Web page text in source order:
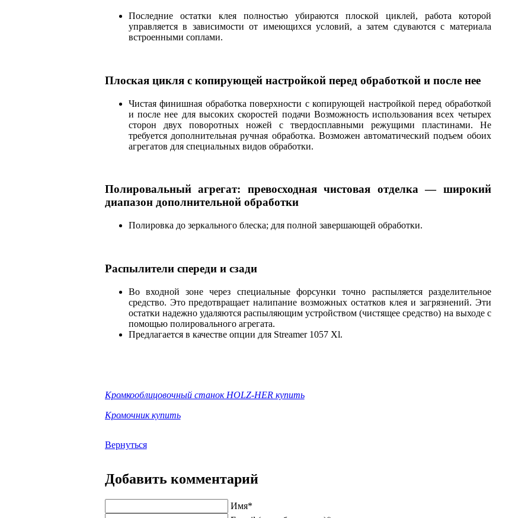
Последние остатки клея полностью убираются плоской циклей, работа которой
управляется в зависимости от имеющихся условий, а затем сдуваются с материала
встроенными соплами.
Плоская цикля с копирующей настройкой перед обработкой и после нее
Чистая финишная обработка поверхности с копирующей настройкой перед обработкой
и после нее для высоких скоростей подачи Возможность использования всех четырех
сторон двух поворотных ножей с твердосплавными режущими пластинами. Не
требуется дополнительная ручная обработка. Возможен автоматический подъем обоих
агрегатов для специальных видов обработки.
Полировальный агрегат: превосходная чистовая отделка — широкий
диапазон дополнительной обработки
Полировка до зеркального блеска; для полной завершающей обработки.
Распылители спереди и сзади
Во входной зоне через специальные форсунки точно распыляется разделительное
средство. Это предотвращает налипание возможных остатков клея и загрязнений. Эти
остатки надежно удаляются распыляющим устройством (чистящее средство) на выходе с
помощью полировального агрегата.
Предлагается в качестве опции для Streamer 1057 Xl.
Кромкооблицовочный станок HOLZ-HER купить
Кромочник купить
Вернуться
Добавить комментарий
Имя*